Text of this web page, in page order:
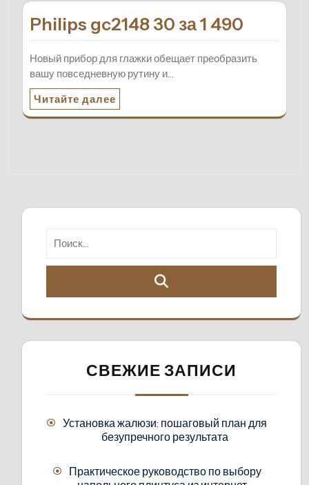
Philips gc2148 30 за 1 490
Новый прибор для глажки обещает преобразить
вашу повседневную рутину и…
Читайте далее
СВЕЖИЕ ЗАПИСИ
Установка жалюзи: пошаговый план для
безупречного результата
Практическое руководство по выбору